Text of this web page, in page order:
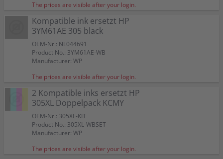
The prices are visible after your login.
Kompatible ink ersetzt HP
3YM61AE 305 black
OEM-Nr.: NL044691
Product No.: 3YM61AE-WB
Manufacturer: WP
The prices are visible after your login.
2 Kompatible inks ersetzt HP
305XL Doppelpack KCMY
OEM-Nr.: 305XL-KIT
Product No.: 305XL-WBSET
Manufacturer: WP
The prices are visible after your login.